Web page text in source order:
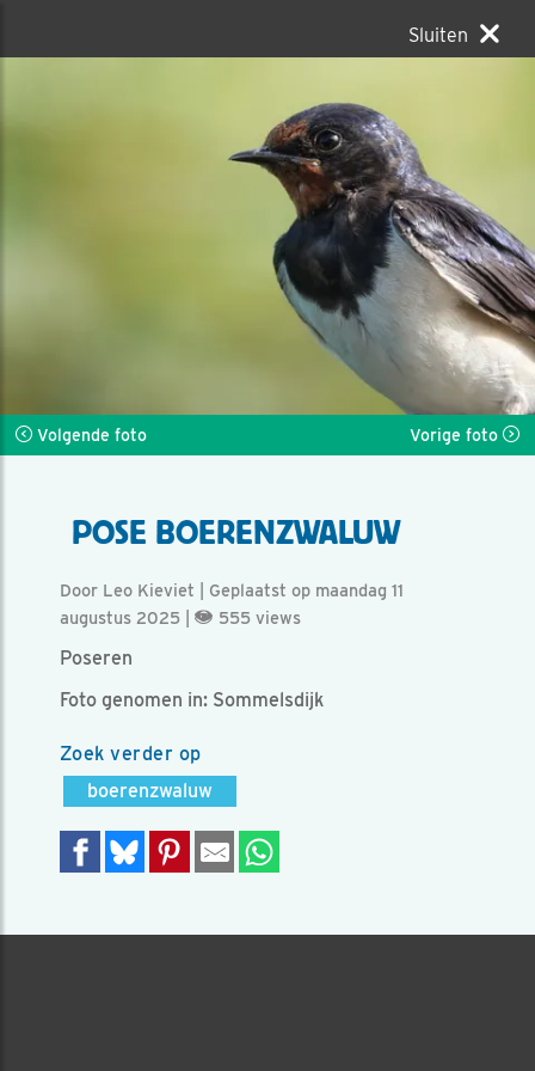
Sluiten
Volgende foto Vorige foto
POSE BOERENZWALUW
Door Leo Kieviet | Geplaatst op maandag 11
augustus 2025 |
555 views
Poseren
Foto genomen in: Sommelsdijk
Zoek verder op
boerenzwaluw